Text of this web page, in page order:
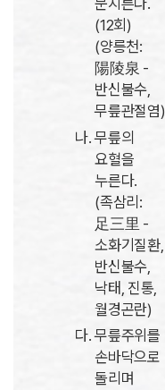
문지른다.
(12회)
(양릉천:
陽陵泉 -
반신불수,
무릎관절염)
무릎의
요혈을
누른다.
(족삼리:
足三里 -
소화기질환,
반신불수,
낙태, 진통,
월경곤란)
무릎주위를
손바닥으로
돌리며